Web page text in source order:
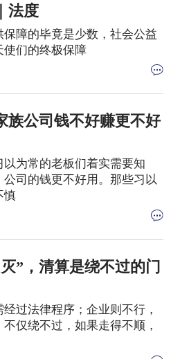
法度
障的毕竟是少数，社会公益
使们的终极保障
族公司钱不好赚更不好
为常的老板们着实需要知
司的钱更不好用。那些习以
慎
”，清算是绕不过的门
过法律程序；企业则不行，
仅绕不过，如果走得不顺，